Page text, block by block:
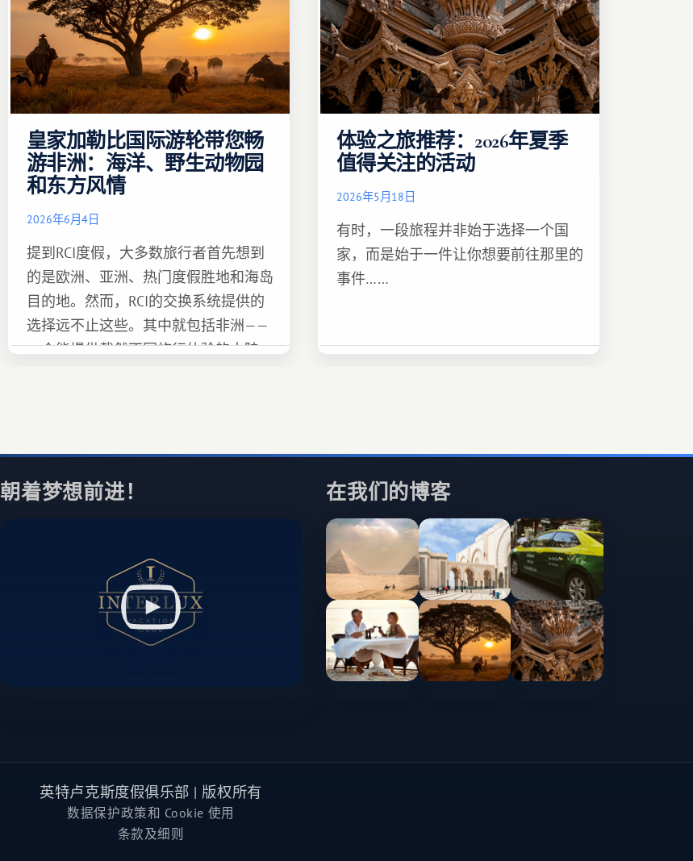
皇家加勒比国际游轮带您畅
游非洲：海洋、野生动物园
和东方风情
2026年6月4日
提到RCI度假，大多数旅行者首先想到
的是欧洲、亚洲、热门度假胜地和海岛
目的地。然而，RCI的交换系统提供的
选择远不止这些。其中就包括非洲——
一个能提供截然不同旅行体验的大陆。
体验之旅推荐：2026年夏季
值得关注的活动
2026年5月18日
有时，一段旅程并非始于选择一个国
家，而是始于一件让你想要前往那里的
事件……
朝着梦想前进！ 在我们的博客
英特卢克斯度假俱乐部 | 版权所有
数据保护政策和 Cookie 使用
条款及细则